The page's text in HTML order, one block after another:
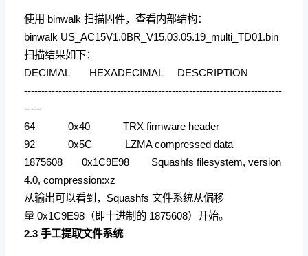
使用 binwalk 扫描固件，查看内部结构：
binwalk US_AC15V1.0BR_V15.03.05.19_multi_TD01.bin
扫描结果如下：
DECIMAL HEXADECIMAL DESCRIPTION
---------------------------------------------------------------------------
-----
64 0x40 TRX firmware header
92 0x5C LZMA compressed data
1875608 0x1C9E98 Squashfs filesystem, version
4.0, compression:xz
从输出可以看到，Squashfs 文件系统从偏移
量 0x1C9E98（即十进制的 1875608）开始。
2.3 手工提取文件系统